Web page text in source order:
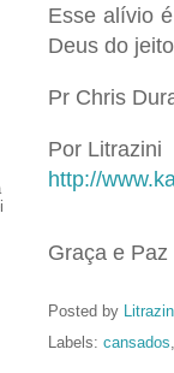
Esse alívio
Deus do
Pr Chris
Por Litrazini
http://
Graça e Paz
Posted by
Labels: cansados,